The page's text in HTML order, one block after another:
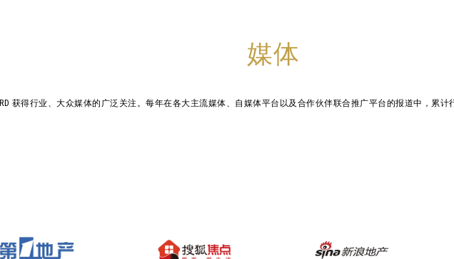
媒体
获得行业、大众媒体的广泛关注。每年在各大主流媒体、自媒体平台以及合作伙伴联合推广平台的报道中，累计